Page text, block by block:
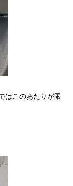
はこのあたりが限